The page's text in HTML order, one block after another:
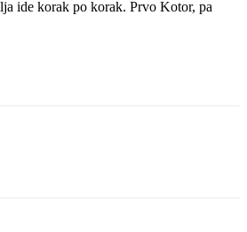
ide korak po korak. Prvo Kotor, pa